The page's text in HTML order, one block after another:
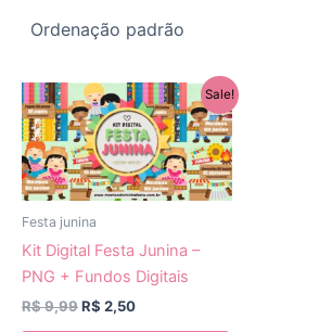
Sale!
Festa junina
Kit Digital Festa Junina –
PNG + Fundos Digitais
R$9,99
O
preço
original
era:
R$ 9,99.
R$ 2,50
preço
atual
é:
R$ 2,50.